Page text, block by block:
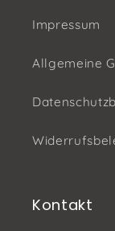
Impressum
Allgemeine
Kontakt